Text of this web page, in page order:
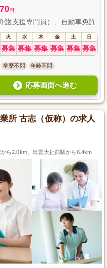
円
護支援専門員）、自動車免許
火 水 木 金 土 日
募集 募集 募集 募集 募集 募集
学歴不問 年齢不問
応募画面へ進む
所 古志（仮称）の求人
ら2.0km、出雲大社前駅から6.4km